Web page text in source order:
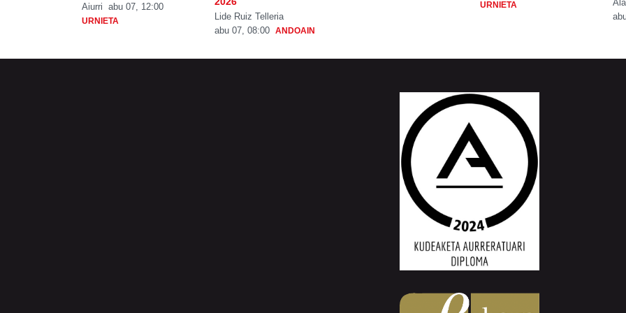
Aiurri abu 07, 12:00
URNIETA
Lide Ruiz Telleria
abu 07, 08:00 ANDOAIN
URNIETA